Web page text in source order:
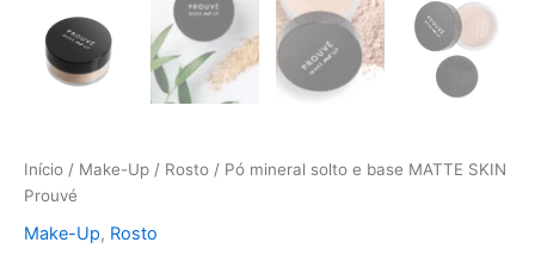
Início / Make-Up / Rosto / Pó mineral solto e base MATTE SKIN
Prouvé
Make-Up, Rosto